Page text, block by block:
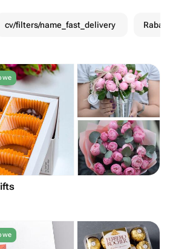
cv/filters/name_fast_delivery Rabaty